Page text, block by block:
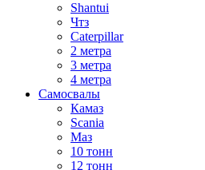
Shantui
Чтз
Caterpillar
2 метра
3 метра
4 метра
Самосвалы
Камаз
Scania
Маз
10 тонн
12 тонн